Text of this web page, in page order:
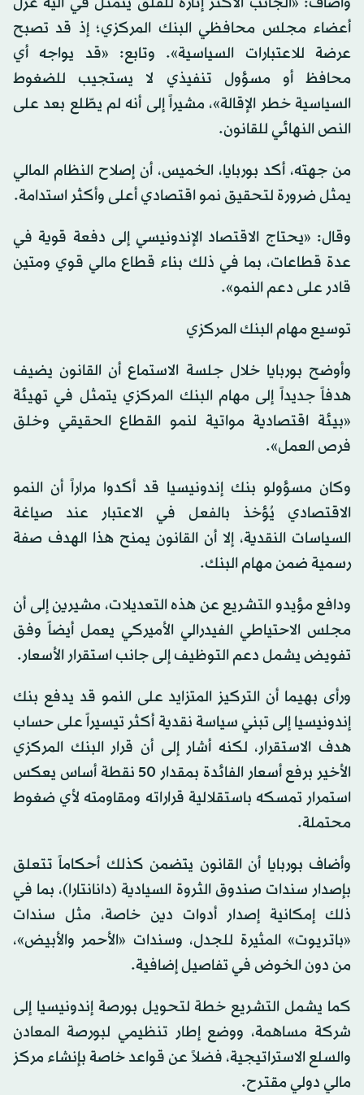
أعضاء مجلس محافظي البنك المركزي؛ إذ قد تصبح
عرضة للاعتبارات السياسية». وتابع: «قد يواجه أي
محافظ أو مسؤول تنفيذي لا يستجيب للضغوط
السياسية خطر الإقالة»، مشيراً إلى أنه لم يطّلع بعد على
النص النهائي للقانون.
من جهته، أكد بوربايا، الخميس، أن إصلاح النظام المالي
يمثل ضرورة لتحقيق نمو اقتصادي أعلى وأكثر استدامة.
وقال: «يحتاج الاقتصاد الإندونيسي إلى دفعة قوية في
عدة قطاعات، بما في ذلك بناء قطاع مالي قوي ومتين
قادر على دعم النمو».
توسيع مهام البنك المركزي
وأوضح بوربايا خلال جلسة الاستماع أن القانون يضيف
هدفاً جديداً إلى مهام البنك المركزي يتمثل في تهيئة
«بيئة اقتصادية مواتية لنمو القطاع الحقيقي وخلق
فرص العمل».
وكان مسؤولو بنك إندونيسيا قد أكدوا مراراً أن النمو
الاقتصادي يُؤخذ بالفعل في الاعتبار عند صياغة
السياسات النقدية، إلا أن القانون يمنح هذا الهدف صفة
رسمية ضمن مهام البنك.
ودافع مؤيدو التشريع عن هذه التعديلات، مشيرين إلى أن
مجلس الاحتياطي الفيدرالي الأميركي يعمل أيضاً وفق
تفويض يشمل دعم التوظيف إلى جانب استقرار الأسعار.
ورأى بهيما أن التركيز المتزايد على النمو قد يدفع بنك
إندونيسيا إلى تبني سياسة نقدية أكثر تيسيراً على حساب
هدف الاستقرار، لكنه أشار إلى أن قرار البنك المركزي
الأخير برفع أسعار الفائدة بمقدار 50 نقطة أساس يعكس
استمرار تمسكه باستقلالية قراراته ومقاومته لأي ضغوط
محتملة.
وأضاف بوربايا أن القانون يتضمن كذلك أحكاماً تتعلق
بإصدار سندات صندوق الثروة السيادية (دانانتارا)، بما في
ذلك إمكانية إصدار أدوات دين خاصة، مثل سندات
«باتريوت» المثيرة للجدل، وسندات «الأحمر والأبيض»،
من دون الخوض في تفاصيل إضافية.
كما يشمل التشريع خطة لتحويل بورصة إندونيسيا إلى
شركة مساهمة، ووضع إطار تنظيمي لبورصة المعادن
والسلع الاستراتيجية، فضلاً عن قواعد خاصة بإنشاء مركز
مالي دولي مقترح.